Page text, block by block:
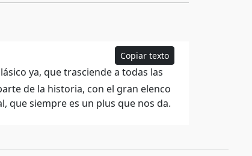
Copiar texto
ya, que trasciende a todas las
de la historia, con el gran elenco
que siempre es un plus que nos da.